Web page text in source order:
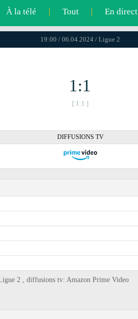
À la télé | Tout | En direct
19:00 / 06.04.2024 / Ligue 2
1:1
[ 1:1 ]
DIFFUSIONS TV
2 , diffusions tv: Amazon Prime Video